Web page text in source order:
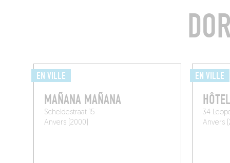
EN VILLE
MAÑANA MAÑANA
Scheldestraat 15
Anvers (2000)
EN VILLE
34
Anvers